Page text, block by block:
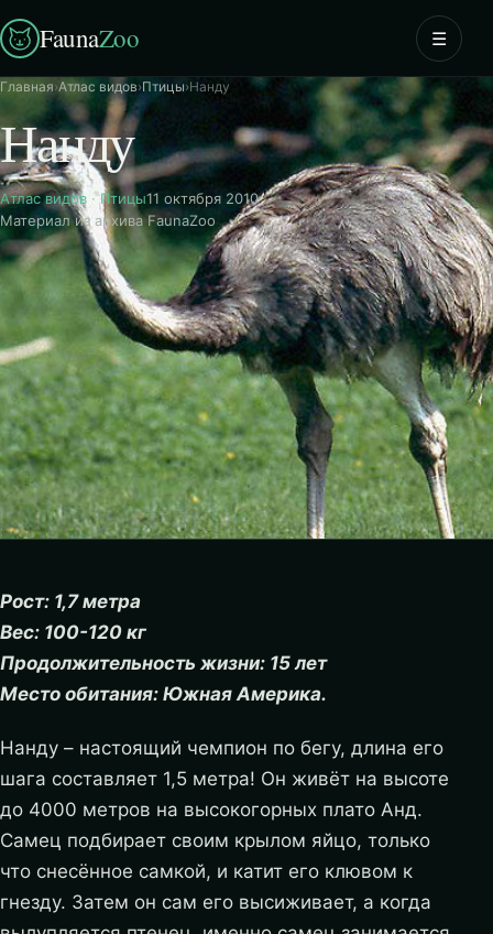
FaunaZoo ☰
Главная›Атлас видов›Птицы›Нанду
Нанду
Атлас видов ·Птицы11 октября 2010
Материал из архива FaunaZoo
Рост: 1,7 метра
Вес: 100-120 кг
Продолжительность жизни: 15 лет
Место обитания: Южная Америка.
Нанду – настоящий чемпион по бегу, длина его
шага составляет 1,5 метра! Он живёт на высоте
до 4000 метров на высокогорных плато Анд.
Самец подбирает своим крылом яйцо, только
что снесённое самкой, и катит его клювом к
гнезду. Затем он сам его высиживает, а когда